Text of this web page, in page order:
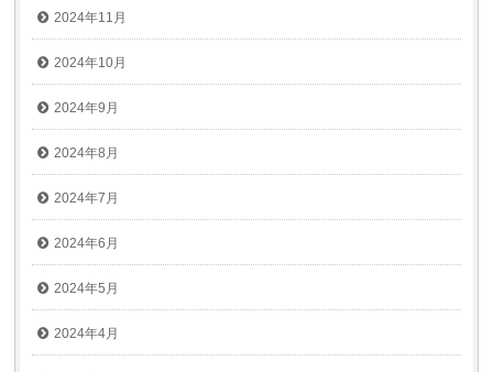
2024年11月
2024年10月
2024年9月
2024年8月
2024年7月
2024年6月
2024年5月
2024年4月